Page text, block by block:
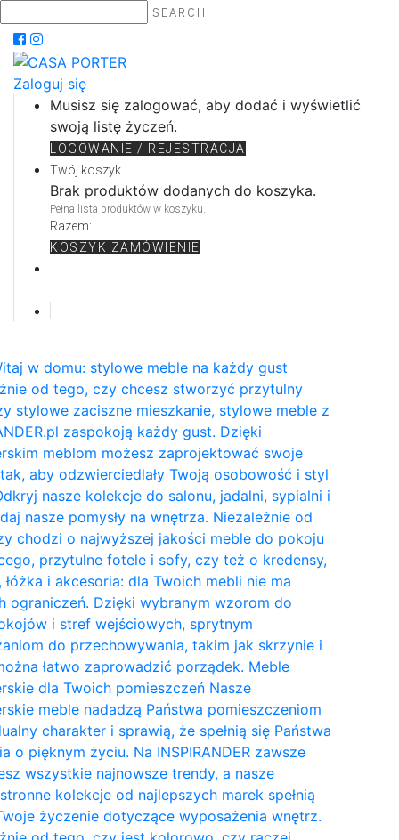
SEARCH
Zaloguj się
Musisz się zalogować, aby dodać i wyświetlić
swoją listę życzeń.
LOGOWANIE / REJESTRACJA
Twój koszyk
Brak produktów dodanych do koszyka.
Pełna lista produktów w koszyku.
Razem:
KOSZYK ZAMÓWIENIE
w domu: stylowe meble na każdy gust
od tego, czy chcesz stworzyć przytulny
stylowe zaciszne mieszkanie, stylowe meble z
zaspokoją każdy gust. Dzięki
meblom możesz zaprojektować swoje
aby odzwierciedlały Twoją osobowość i styl
nasze kolekcje do salonu, jadalni, sypialni i
nasze pomysły na wnętrza. Niezależnie od
chodzi o najwyższej jakości meble do pokoju
przytulne fotele i sofy, czy też o kredensy,
i akcesoria: dla Twoich mebli nie ma
ograniczeń. Dzięki wybranym wzorom do
i stref wejściowych, sprytnym
do przechowywania, takim jak skrzynie i
łatwo zaprowadzić porządek. Meble
dla Twoich pomieszczeń Nasze
meble nadadzą Państwa pomieszczeniom
charakter i sprawią, że spełnią się Państwa
o pięknym życiu. Na INSPIRANDER zawsze
wszystkie najnowsze trendy, a nasze
kolekcje od najlepszych marek spełnią
życzenie dotyczące wyposażenia wnętrz.